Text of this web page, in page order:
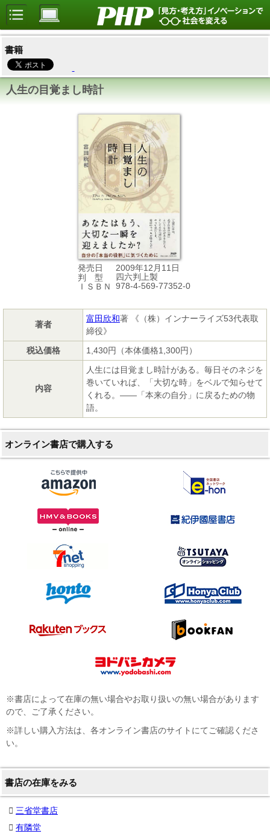
書籍
人生の目覚まし時計
発売日
2009年12月11日
判 型
四六判上製
ＩＳＢＮ
978-4-569-77352-0
著者
富田欣和著 《（株）インナーライズ53代表取
締役》
税込価格
1,430円（本体価格1,300円）
内容
人生には目覚まし時計がある。毎日そのネジを
巻いていれば、「大切な時」をベルで知らせて
くれる。――「本来の自分」に戻るための物
語。
オンライン書店で購入する
※書店によって在庫の無い場合やお取り扱いの無い場合があります
ので、ご了承ください。
※詳しい購入方法は、各オンライン書店のサイトにてご確認くださ
い。
書店の在庫をみる
三省堂書店
有隣堂